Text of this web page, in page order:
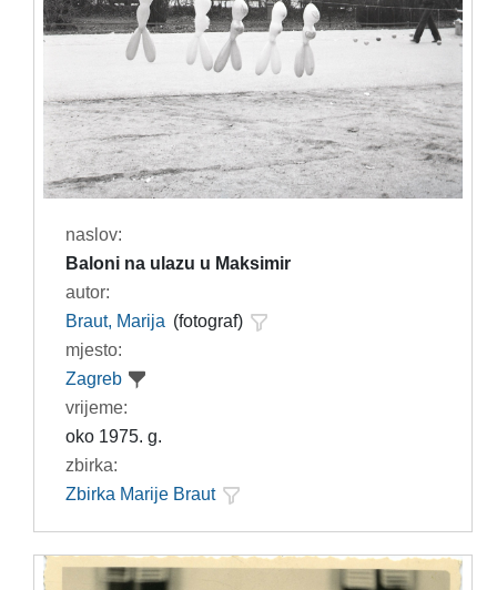
naslov:
Baloni na ulazu u Maksimir
autor:
Braut, Marija (fotograf)
mjesto:
Zagreb
vrijeme:
oko 1975. g.
zbirka:
Zbirka Marije Braut